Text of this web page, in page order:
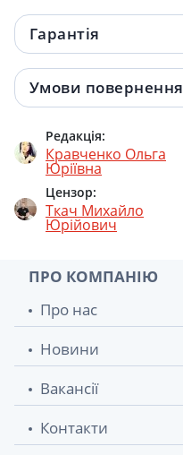
Гарантія
Умови повернення
Редакція:
Кравченко Ольга
Юріївна
Цензор:
Ткач Михайло
Юрійович
ПРО КОМПАНІЮ
Про нас
Новини
Вакансії
Контакти